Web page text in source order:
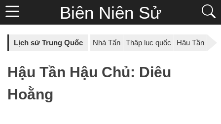
Biên Niên Sử
Lịch sử Trung Quốc Nhà Tấn Thập lục quốc Hậu Tần
Hậu Tần Hậu Chủ: Diêu
Hoằng